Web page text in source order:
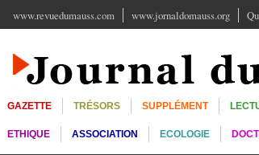
www.revuedumauss.com www.jornaldomauss.org
GAZETTE TRÉSORS SUPPLÉMENT
ETHIQUE ASSOCIATION ECOLOGIE